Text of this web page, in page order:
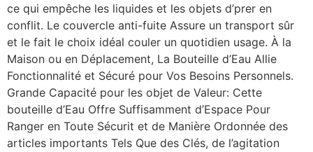
ce qui empêche les liquides et les objets d’prer en
conflit. Le couvercle anti-fuite Assure un transport sûr
et le fait le choix idéal couler un quotidien usage. À la
Maison ou en Déplacement, La Bouteille d’Eau Allie
Fonctionnalité et Sécuré pour Vos Besoins Personnels.
Grande Capacité pour les objet de Valeur: Cette
bouteille d’Eau Offre Suffisamment d’Espace Pour
Ranger en Toute Sécurit et de Manière Ordonnée des
articles importants Tels Que des Clés, de l’agitation